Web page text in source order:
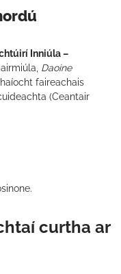
Inniúla –
Daoine
faireachais
(Ceantair
curtha ar